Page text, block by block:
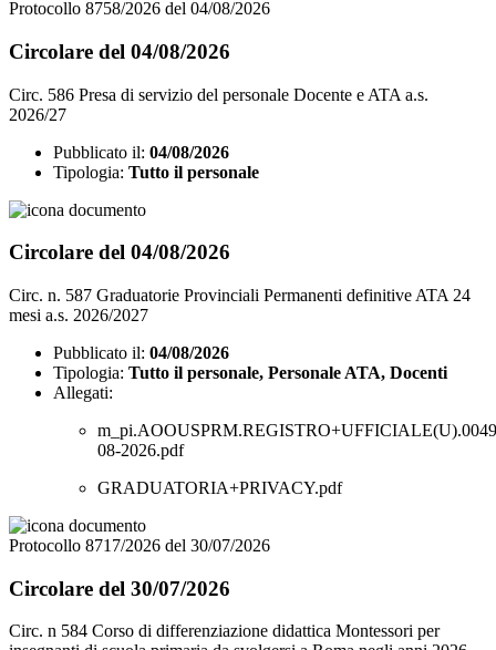
Protocollo 8758/2026 del 04/08/2026
Circolare del 04/08/2026
Circ. 586 Presa di servizio del personale Docente e ATA a.s.
2026/27
Pubblicato il: 04/08/2026
Tipologia: Tutto il personale
Circolare del 04/08/2026
Circ. n. 587 Graduatorie Provinciali Permanenti definitive ATA 24
mesi a.s. 2026/2027
Pubblicato il: 04/08/2026
Tipologia: Tutto il personale, Personale ATA, Docenti
Allegati:
08-2026.pdf
GRADUATORIA+PRIVACY.pdf
Protocollo 8717/2026 del 30/07/2026
Circolare del 30/07/2026
Circ. n 584 Corso di differenziazione didattica Montessori per